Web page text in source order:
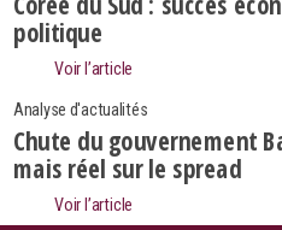
politique
Voir l’article
Analyse d'actualités
Chute du gouvernement
mais réel sur le spread
Voir l’article
Search